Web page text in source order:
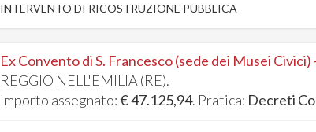
INTERVENTO DI RICOSTRUZIONE PUBBLICA
Ex Convento di S. Francesco (sede dei Musei
REGGIO NELL'EMILIA (RE).
Importo assegnato:€ 47.125,94. Pratica: Decreti